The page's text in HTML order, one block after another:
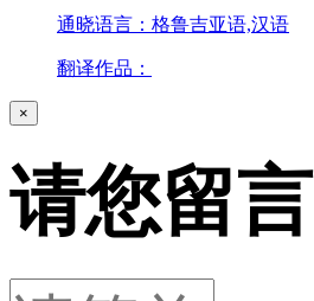
通晓语言：格鲁吉亚语,汉语
翻译作品：
×
请您留言